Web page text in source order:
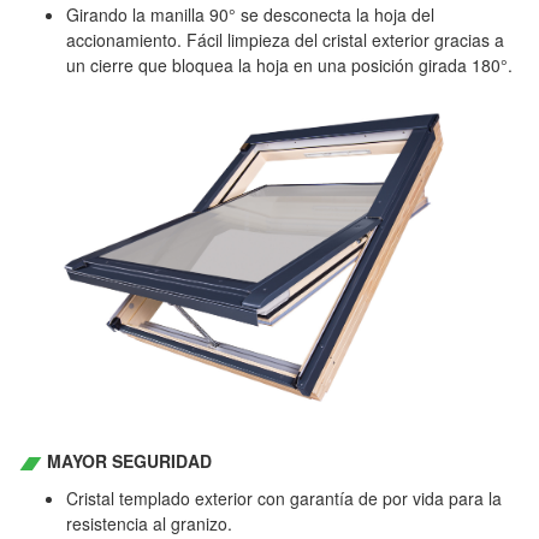
Girando la manilla 90° se desconecta la hoja del
accionamiento. Fácil limpieza del cristal exterior gracias a
un cierre que bloquea la hoja en una posición girada 180°.
MAYOR SEGURIDAD
Cristal templado exterior con garantía de por vida para la
resistencia al granizo.